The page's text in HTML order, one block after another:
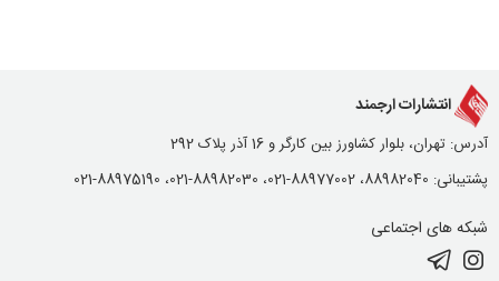
انتشارات ارجمند
آدرس: تهران، بلوار کشاورز بین کارگر و 16 آذر پلاک 292
پشتیبانی: 88982040، 88977002-021، 88982030-021، 88975190-021
شبکه های اجتماعی